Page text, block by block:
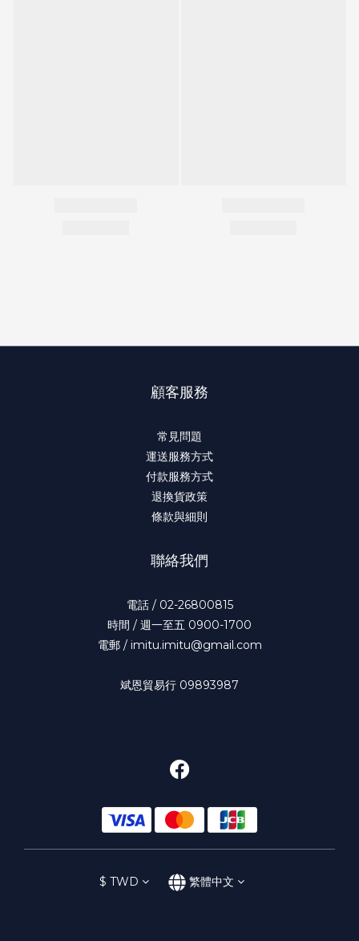
顧客服務
常見問題
運送服務方式
付款服務方式
退換貨政策
條款與細則
聯絡我們
電話 / 02-26800815
時間 / 週一至五 0900-1700
電郵 / imitu.imitu@gmail.com
斌恩貿易行 09893987
$ TWD 繁體中文